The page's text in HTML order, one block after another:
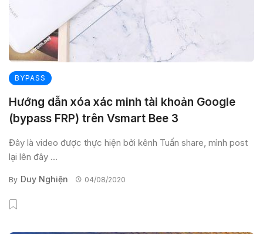
BYPASS
Hướng dẫn xóa xác minh tài khoản Google
(bypass FRP) trên Vsmart Bee 3
Đây là video được thực hiện bởi kênh Tuấn share, mình post
lại lên đây ...
By Duy Nghiện 04/08/2020